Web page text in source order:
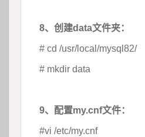
8、创建data文件夹：
# cd /usr/local/mysql82/
# mkdir data
9、配置my.cnf文件：
#vi /etc/my.cnf